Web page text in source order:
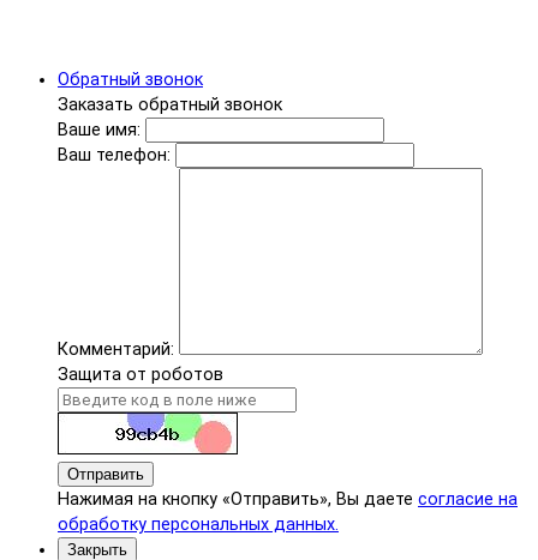
Обратный звонок
Заказать обратный звонок
Ваше имя:
Ваш телефон:
Комментарий:
Защита от роботов
Отправить
Нажимая на кнопку «Отправить», Вы даете согласие на
обработку персональных данных.
Закрыть